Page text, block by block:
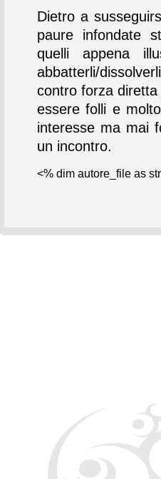
Dietro a
paure infondate
quelli appena
abbatterli/
contro forza
essere folli e
interesse ma mai
un incontro.
<% dim autore_file as